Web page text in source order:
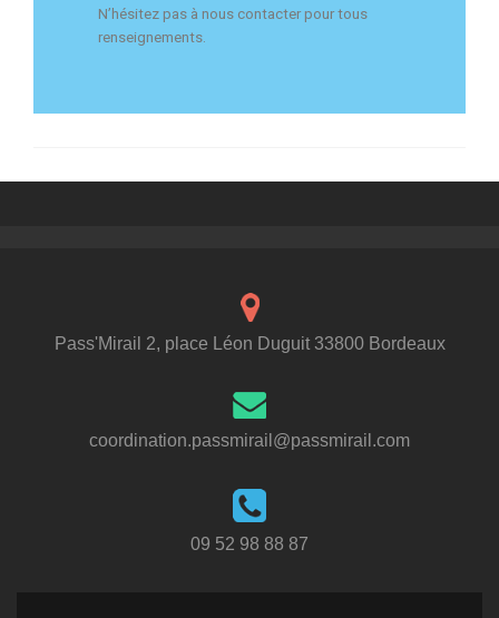
N’hésitez pas à nous contacter pour tous
renseignements.
Pass'Mirail 2, place Léon Duguit 33800 Bordeaux
coordination.passmirail@passmirail.com
09 52 98 88 87